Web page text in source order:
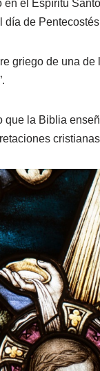
en el Espíritu
día de
griego de una
que la Biblia